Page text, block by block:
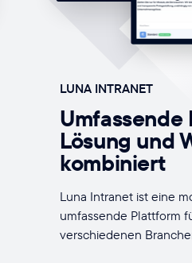
LUNA INTRANET
Umfassende
Lösung und
kombiniert
Luna Intranet ist eine
umfassende Plattform
verschiedenen